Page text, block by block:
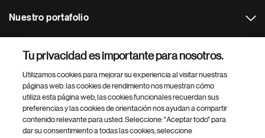
Nuestro portafolio
Footer Site Search
Tu privacidad es importante para nosotros.
Utilizamos cookies para mejorar su experiencia al visitar nuestras
páginas web: las cookies de rendimiento nos muestran cómo
utiliza esta página web, las cookies funcionales recuerdan sus
preferencias y las cookies de orientación nos ayudan a compartir
contenido relevante para usted. Seleccione: "Aceptar todo" para
dar su consentimiento a todas las cookies, seleccione